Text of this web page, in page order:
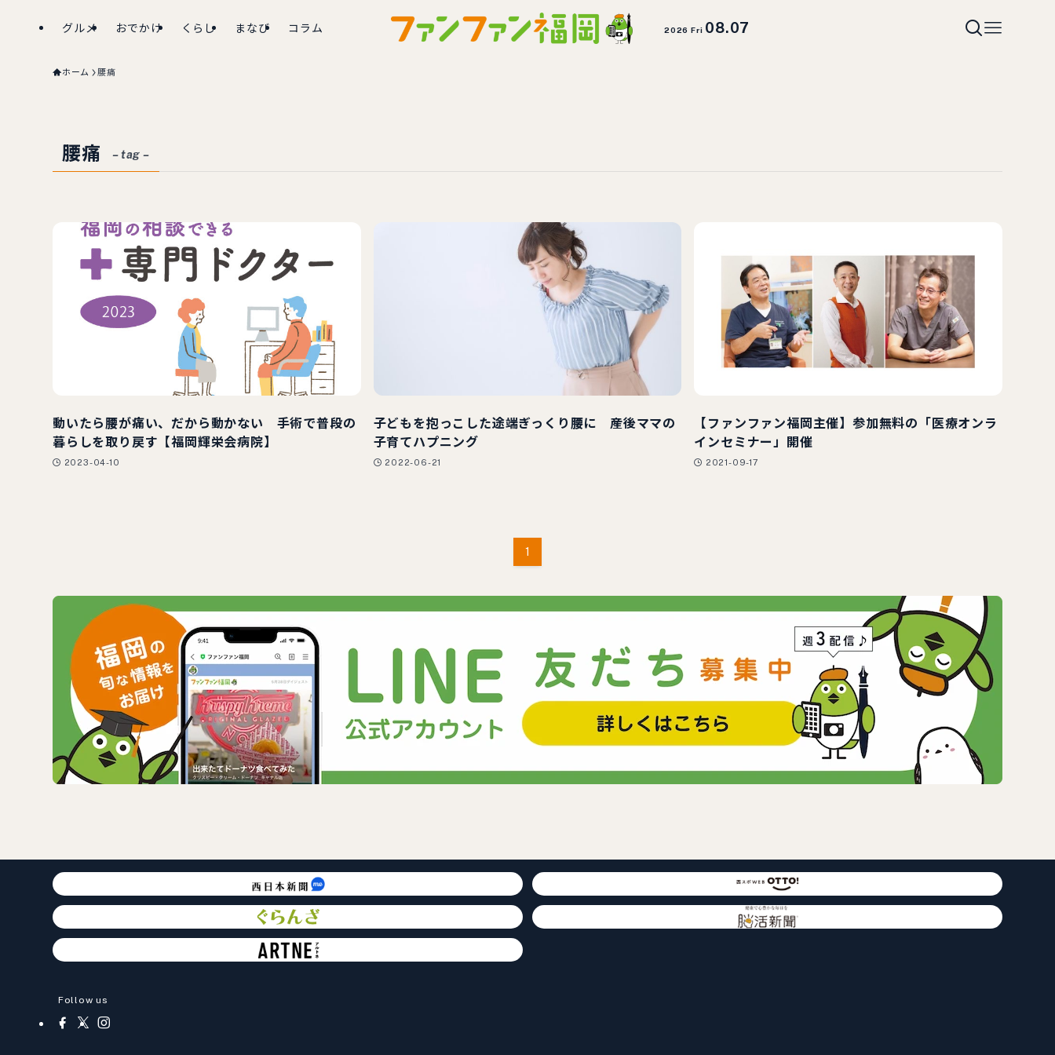
グルメ おでかけ くらし まなび コラム 2026 Fri 08.07
ホーム 腰痛
腰痛 – tag –
動いたら腰が痛い、だから動かない 手術で普段の
暮らしを取り戻す【福岡輝栄会病院】
2023-04-10
子どもを抱っこした途端ぎっくり腰に 産後ママの
子育てハプニング
2022-06-21
【ファンファン福岡主催】参加無料の「医療オンラ
インセミナー」開催
2021-09-17
1
Follow us